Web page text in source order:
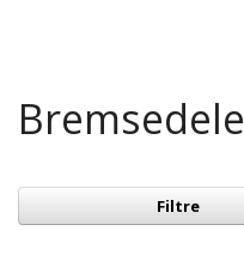
Bremsedele
Filtre